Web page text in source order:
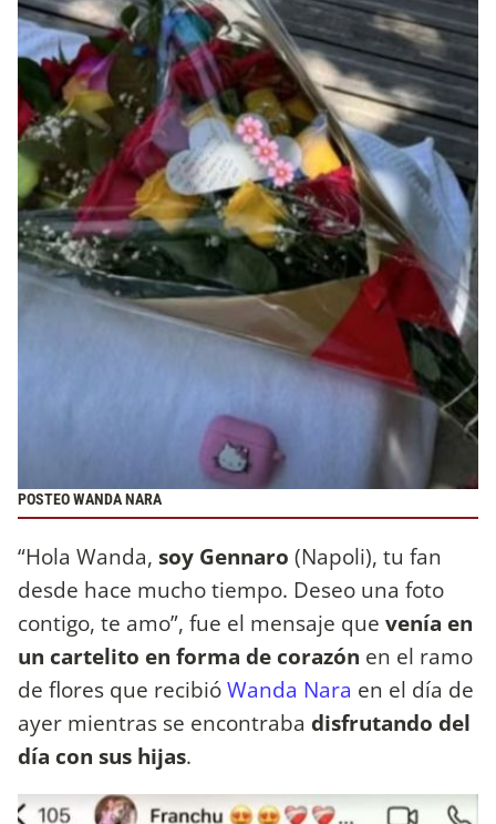
POSTEO WANDA NARA
“Hola Wanda, soy Gennaro (Napoli), tu fan
desde hace mucho tiempo. Deseo una foto
contigo, te amo”, fue el mensaje que venía en
un cartelito en forma de corazón en el ramo
de flores que recibióWanda Nara en el día de
ayer mientras se encontraba disfrutando del
día con sus hijas.